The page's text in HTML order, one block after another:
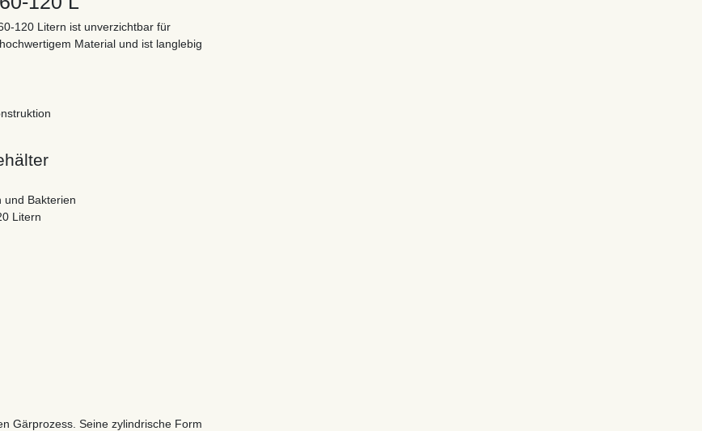
120 Litern ist unverzichtbar für
Material und ist langlebig
und Bakterien
Litern
Gärprozess. Seine zylindrische Form